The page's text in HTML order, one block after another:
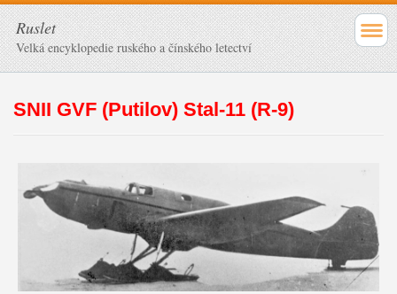
Ruslet
Velká encyklopedie ruského a čínského letectví
SNII GVF (Putilov) Stal-11 (R-9)